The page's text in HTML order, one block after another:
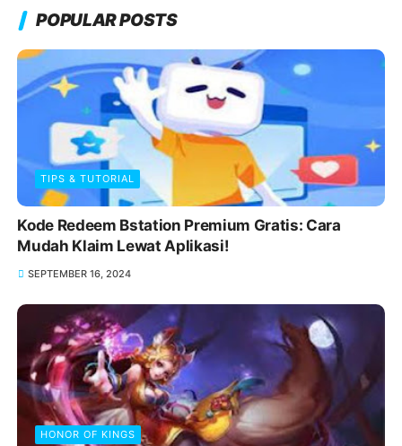
POPULAR POSTS
TIPS & TUTORIAL
Kode Redeem Bstation Premium Gratis: Cara
Mudah Klaim Lewat Aplikasi!
SEPTEMBER 16, 2024
HONOR OF KINGS